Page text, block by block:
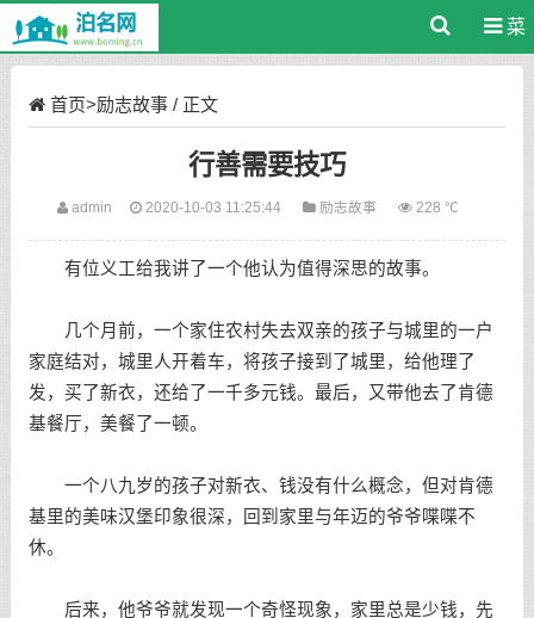
菜
首页>励志故事/ 正文
行善需要技巧
admin 2020-10-03 11:25:44 励志故事 228 ℃
有位义工给我讲了一个他认为值得深思的故事。
几个月前，一个家住农村失去双亲的孩子与城里的一户
家庭结对，城里人开着车，将孩子接到了城里，给他理了
发，买了新衣，还给了一千多元钱。最后，又带他去了肯德
基餐厅，美餐了一顿。
一个八九岁的孩子对新衣、钱没有什么概念，但对肯德
基里的美味汉堡印象很深，回到家里与年迈的爷爷喋喋不
休。
后来，他爷爷就发现一个奇怪现象，家里总是少钱，先